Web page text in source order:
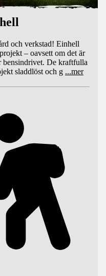
och verkstad! Einhell
– oavsett om det är
bensindrivet. De kraftfulla
sladdlöst och g ...mer